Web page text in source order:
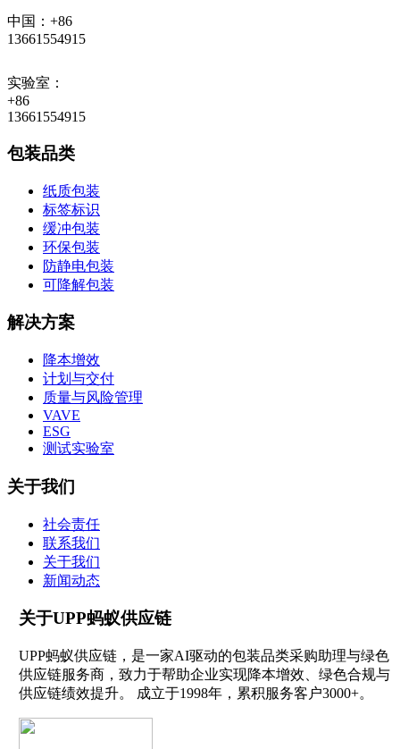
中国：+86
13661554915
实验室：
+86
13661554915
包装品类
纸质包装
标签标识
缓冲包装
环保包装
防静电包装
可降解包装
解决方案
降本增效
计划与交付
质量与风险管理
VAVE
ESG
测试实验室
关于我们
社会责任
联系我们
关于我们
新闻动态
关于UPP蚂蚁供应链
UPP蚂蚁供应链，是一家AI驱动的包装品类采购助理与绿色
供应链服务商，致力于帮助企业实现降本增效、绿色合规与
供应链绩效提升。 成立于1998年，累积服务客户3000+。